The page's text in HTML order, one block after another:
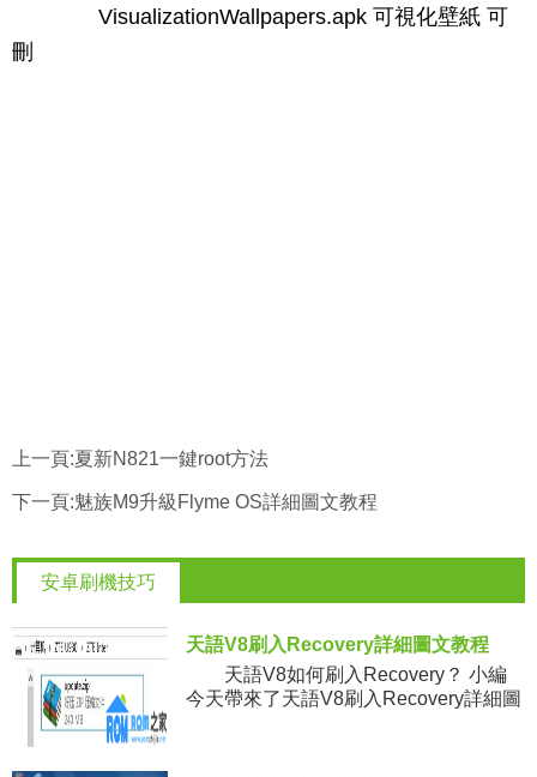
VisualizationWallpapers.apk 可視化壁紙 可
刪
上一頁:夏新N821一鍵root方法
下一頁:魅族M9升級Flyme OS詳細圖文教程
安卓刷機技巧
天語V8刷入Recovery詳細圖文教程
天語V8如何刷入Recovery？ 小編
今天帶來了天語V8刷入Recovery詳細圖